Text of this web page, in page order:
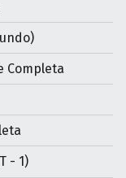
Completa
- 1)